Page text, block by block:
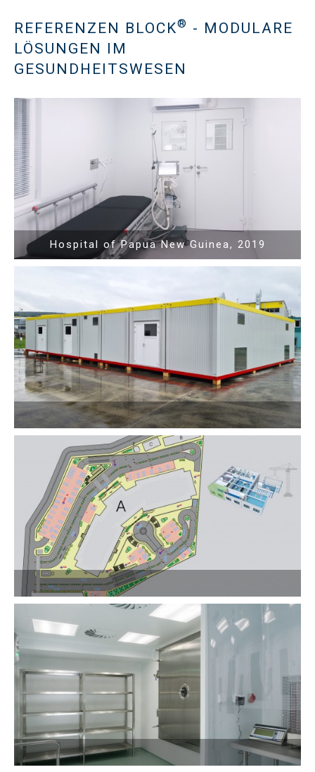
REFERENZEN BLOCK® - MODULARE
LÖSUNGEN IM
GESUNDHEITSWESEN
Hospital of Papua New Guinea, 2019
Show PDF
Show PDF
Show PDF